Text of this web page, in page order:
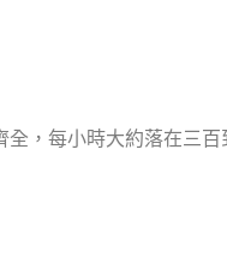
，每小時大約落在三